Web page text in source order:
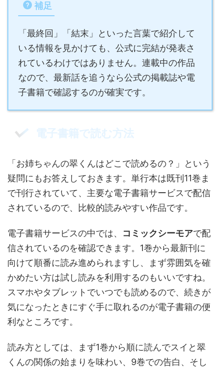
補足
「最終回」「結末」といった言葉で紹介して
いる情報を見かけても、公式に完結が発表さ
れているわけではありません。連載中の作品
なので、最新話を追うなら公式の掲載誌や電
子書籍で確認するのが確実です。
電子書籍で読む方法
「お姉ちゃんの翠くんはどこで読めるの？」という
疑問にもお答えしておきます。単行本は既刊11巻ま
で刊行されていて、主要な電子書籍サービスで配信
されているので、比較的読みやすい作品です。
電子書籍サービスの中では、 コミックシーモアで配
信されているのを確認できます。1巻から最新刊に
向けて順番に読み進められますし、まず雰囲気を確
かめたい方は試し読みを利用するのもいいですね。
スマホやタブレットでいつでも読めるので、続きが
気になったときにすぐ手に取れるのが電子書籍の便
利なところです。
読み方としては、まず1巻から順に読んでスイと翠
くんの関係の始まりを味わい、9巻での告白、そし